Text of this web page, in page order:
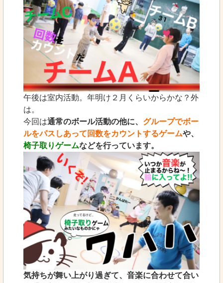
午後は室内活動。年明け２月くらいからかな？外
は。
今回は通常のボール活動の他に、 グループでボー
ルをパスしあって回数をカウントするゲームや、
椅子取りゲームなどを行っています。
気持ちが舞い上がり過ぎて、音楽に合わせて合い